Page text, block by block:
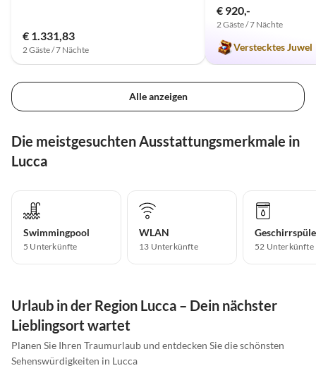
€ 1.331,83
2 Gäste / 7 Nächte
€ 920,-
2 Gäste / 7 Nächte
Verstecktes Juwel
Alle anzeigen
Die meistgesuchten Ausstattungsmerkmale in
Lucca
Swimmingpool
5 Unterkünfte
WLAN
13 Unterkünfte 52 Unterkünfte
Urlaub in der Region Lucca – Dein nächster
Lieblingsort wartet
Planen Sie Ihren Traumurlaub und entdecken Sie die schönsten
Sehenswürdigkeiten in Lucca